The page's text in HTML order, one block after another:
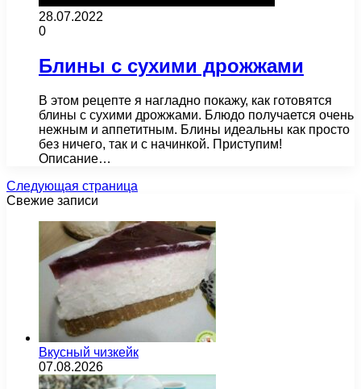
28.07.2022
0
Блины с сухими дрожжами
В этом рецепте я нагладно покажу, как готовятся
блины с сухими дрожжами. Блюдо получается очень
нежным и аппетитным. Блины идеальны как просто
без ничего, так и с начинкой. Приступим!
Описание…
Следующая страница
Свежие записи
Вкусный чизкейк
07.08.2026